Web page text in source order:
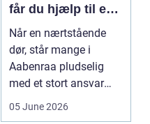
får du hjælp til en
værdig afsked
Når en nærtstående
dør, står mange i
Aabenraa pludselig
med et stort ansvar
05 June 2026